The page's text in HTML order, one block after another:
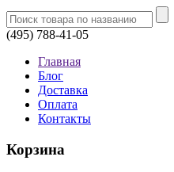
(495) 788-41-05
Главная
Блог
Доставка
Оплата
Контакты
Корзина